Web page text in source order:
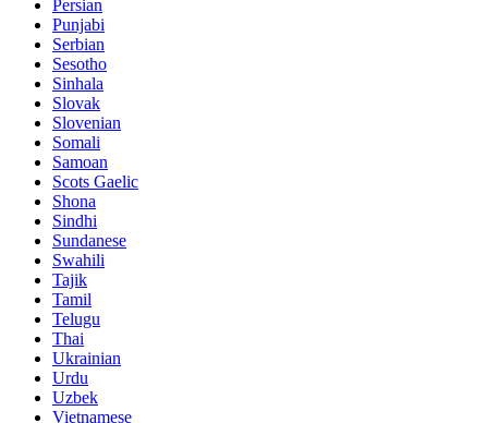
Persian
Punjabi
Serbian
Sesotho
Sinhala
Slovak
Slovenian
Somali
Samoan
Scots Gaelic
Shona
Sindhi
Sundanese
Swahili
Tajik
Tamil
Telugu
Thai
Ukrainian
Urdu
Uzbek
Vietnamese